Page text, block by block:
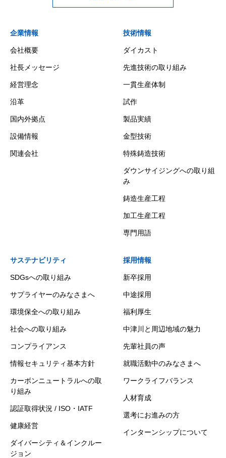
企業情報
会社概要
社長メッセージ
経営理念
沿革
国内外拠点
設備情報
関連会社
技術情報
ダイカスト
先進技術の取り組み
一貫生産体制
試作
製品実績
金型技術
特殊鋳造技術
ダウンサイジングへの取り組
み
鋳造生産工程
加工生産工程
専門用語
サステナビリティ
SDGsへの取り組み
サプライヤーのみなさまへ
環境保全への取り組み
社会への取り組み
コンプライアンス
情報セキュリティ基本方針
カーボンニュートラルへの取
り組み
認証取得状況 / ISO・IATF
健康経営
ダイバーシティ＆インクルー
ジョン
採用情報
新卒採用
中途採用
福利厚生
中津川と周辺地域の魅力
先輩社員の声
就職活動中のみなさまへ
ワークライフバランス
人材育成
選考にお進みの方
インターンシップについて